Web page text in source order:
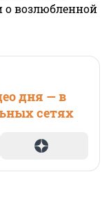
о возлюбленной
дня — в
сетях